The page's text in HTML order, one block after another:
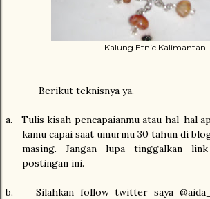
Kalung Etnic Kalimantan
Berikut teknisnya ya.
a.
Tulis kisah pencapaianmu atau hal-hal
kamu capai saat umurmu 30 tahun di
masing. Jangan lupa tinggalkan
postingan ini.
b.
Silahkan follow twitter saya